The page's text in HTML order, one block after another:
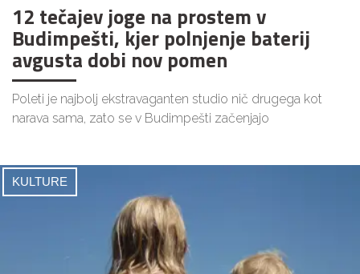
12 tečajev joge na prostem v
Budimpešti, kjer polnjenje baterij
avgusta dobi nov pomen
Poleti je najbolj ekstravaganten studio nič drugega kot
narava sama, zato se v Budimpešti začenjajo
KULTURE